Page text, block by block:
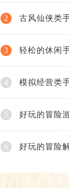
2 古风仙侠类
3 轻松的休闲
4 模拟经营类
5 好玩的冒险
6 好玩的冒险